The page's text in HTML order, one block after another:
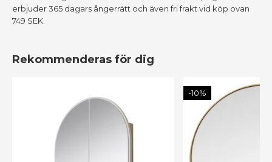
erbjuder 365 dagars ångerrätt och även fri frakt vid köp ovan
749 SEK.
Rekommenderas för dig
-10%